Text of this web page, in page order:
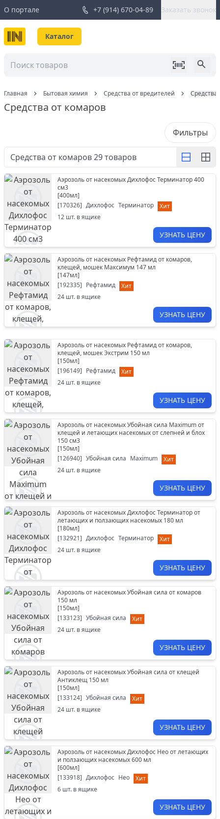
О портале +7 (914) 670-04-89 Заказать звонок
Каталог
Главная Бытовая химия Средства от вредителей Средства
Средства от комаров
Фильтры
Средства от комаров29товаров
Аэрозоль от насекомых Дихлофос Терминатор 400
см3
[400мл]
[170326] Дихлофос Терминатор
Хит
12 шт. в ящике
УЗНАТЬ ЦЕНУ
Аэрозоль от насекомых Рефтамид от комаров,
клещей, мошек Максимум 147 мл
[147мл]
[192335] Рефтамид
Хит
24 шт. в ящике
УЗНАТЬ ЦЕНУ
Аэрозоль от насекомых Рефтамид от комаров,
клещей, мошек Экстрим 150 мл
[150мл]
[196149] Рефтамид
Хит
24 шт. в ящике
УЗНАТЬ ЦЕНУ
Аэрозоль от насекомых Убойная сила Maximum от
клещей и летающих насекомых от слепней и блох
150 см3
[150мл]
[126940] Убойная сила Maximum
Хит
24 шт. в ящике
УЗНАТЬ ЦЕНУ
Аэрозоль от насекомых Дихлофос Терминатор от
летающих и ползающих насекомых 180 мл
[180мл]
[132921] Дихлофос Терминатор
Хит
24 шт. в ящике
УЗНАТЬ ЦЕНУ
Аэрозоль от насекомых Убойная сила от комаров
150 мл
[150мл]
[133123] Убойная сила
Хит
24 шт. в ящике
УЗНАТЬ ЦЕНУ
Аэрозоль от насекомых Убойная сила от клещей
Антиклещ 150 мл
[150мл]
[133124] Убойная сила
Хит
24 шт. в ящике
УЗНАТЬ ЦЕНУ
Аэрозоль от насекомых Дихлофос Нео от летающих
и ползающих насекомых 600 мл
[600мл]
[133918] Дихлофос Нео
Хит
6 шт. в ящике
УЗНАТЬ ЦЕНУ